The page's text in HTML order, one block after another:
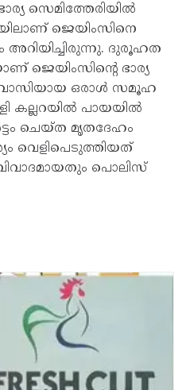
സെമിത്തേരിയിൽ
ജെയിംസിനെ
ദുരൂഹത
ജെയിംസിന്റെ ഭാര്യ
ഒരാൾ സമൂഹ
കല്ലറയിൽ പായയിൽ
ചെയ്ത മൃതദേഹം
വെളിപെടുത്തിയത്
പൊലിസ്